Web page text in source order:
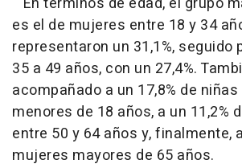
es el de mujeres entre 18 y 34
representaron un 31,1%, seguido
35 a 49 años, con un 27,4%.
acompañado a un 17,8% de
menores de 18 años, a un 11,2%
entre 50 y 64 años y, finalmente,
mujeres mayores de 65 años.